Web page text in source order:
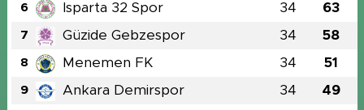
6 Isparta 32 Spor 34 63
7 Güzide Gebzespor 34 58
8 Menemen FK 34 51
9 Ankara Demirspor 34 49